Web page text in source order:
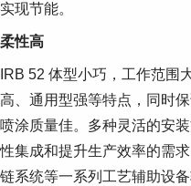
实现节能。
柔性高
IRB 52 体型小巧，工作范围
高、通用型强等特点，同时
喷涂质量佳。多种灵活的安
性集成和提升生产效率的需
链系统等一系列工艺辅助设